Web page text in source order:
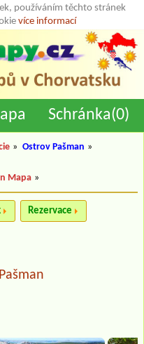
používáním těchto stránek
více informací
Schránka(0)
» Ostrov Pašman »
Mapa »
Rezervace